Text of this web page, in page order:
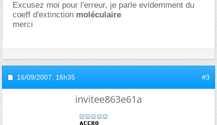
Excusez moi pour l'erreur, je parle evidemment du
coeff d'extinction moléculaire
merci
16/09/2007, 16h35 #3
invitee863e61a